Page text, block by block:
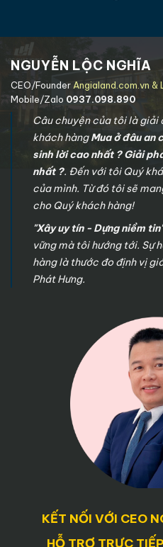
NGUYỄN LỘC NGHĨA
CEO/Founder Angialand.com.vn &
Mobile/Zalo 0937.098.890
Câu chuyện của tôi là giải
khách hàngMua ở đâu an
sinh lời cao nhất ? Giải
nhất ?. Đến với tôi Quý
của mình. Từ đó tôi sẽ
cho Quý khách hàng!
"Xây uy tín - Dựng niềm tin"
vững mà tôi hướng tới. Sự
hàng là thước đo định vị
Phát Hưng.
KẾT NỐI VỚI CEO
HỖ TRỢ TRỰC